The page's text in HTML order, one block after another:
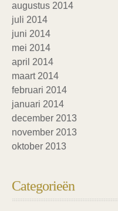
augustus 2014
juli 2014
juni 2014
mei 2014
april 2014
maart 2014
februari 2014
januari 2014
december 2013
november 2013
oktober 2013
Categorieën